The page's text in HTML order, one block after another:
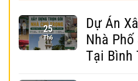
25
Th6
Dự Án
Nhà
Tại Bình